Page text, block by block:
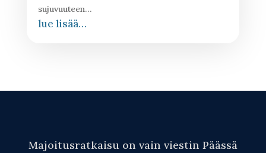
sujuvuuteen…
lue lisää…
Majoitusratkaisu on vain viestin Päässä